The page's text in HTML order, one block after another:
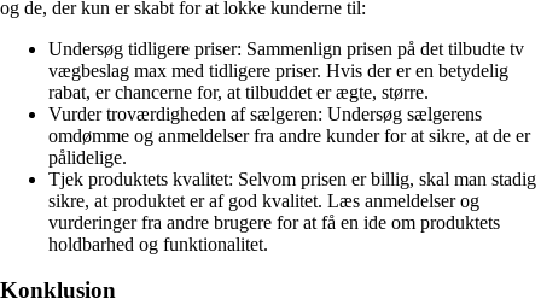
og de, der kun er skabt for at lokke kunderne til:
Undersøg tidligere priser: Sammenlign prisen på det tilbudte tv
vægbeslag max med tidligere priser. Hvis der er en betydelig
rabat, er chancerne for, at tilbuddet er ægte, større.
Vurder troværdigheden af ​​sælgeren: Undersøg sælgerens
omdømme og anmeldelser fra andre kunder for at sikre, at de er
pålidelige.
Tjek produktets kvalitet: Selvom prisen er billig, skal man stadig
sikre, at produktet er af god kvalitet. Læs anmeldelser og
vurderinger fra andre brugere for at få en ide om produktets
holdbarhed og funktionalitet.
Konklusion